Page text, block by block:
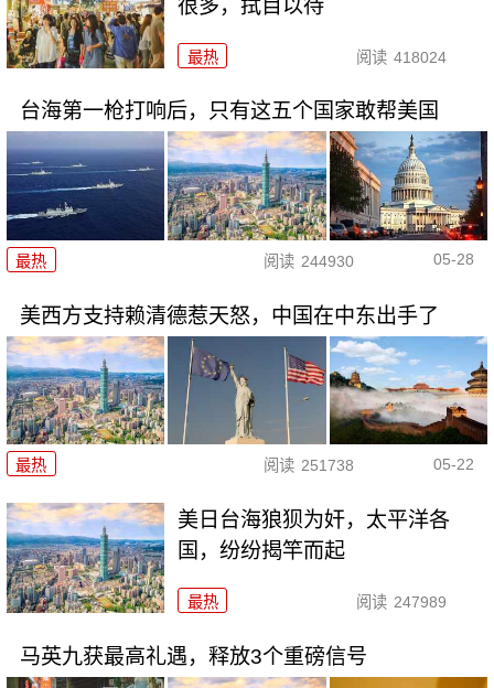
很多，拭目以待
最热 阅读 418024
台海第一枪打响后，只有这五个国家敢帮美国
最热 阅读 244930 05-28
美西方支持赖清德惹天怒，中国在中东出手了
最热 阅读 251738 05-22
美日台海狼狈为奸，太平洋各
国，纷纷揭竿而起
最热 阅读 247989
马英九获最高礼遇，释放3个重磅信号